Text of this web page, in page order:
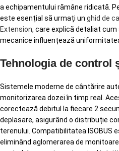
a echipamentului rămâne ridicată.
este esențial să urmați un ghid de
Extension, care explică detaliat
mecanice influențează
Tehnologia de control
Sistemele moderne de cântărire
monitorizarea dozei în timp real.
corectează debitul la fiecare 2
deplasare, asigurând o distribuție
terenului. Compatibilitatea ISOBUS
eliminând aglomerarea de